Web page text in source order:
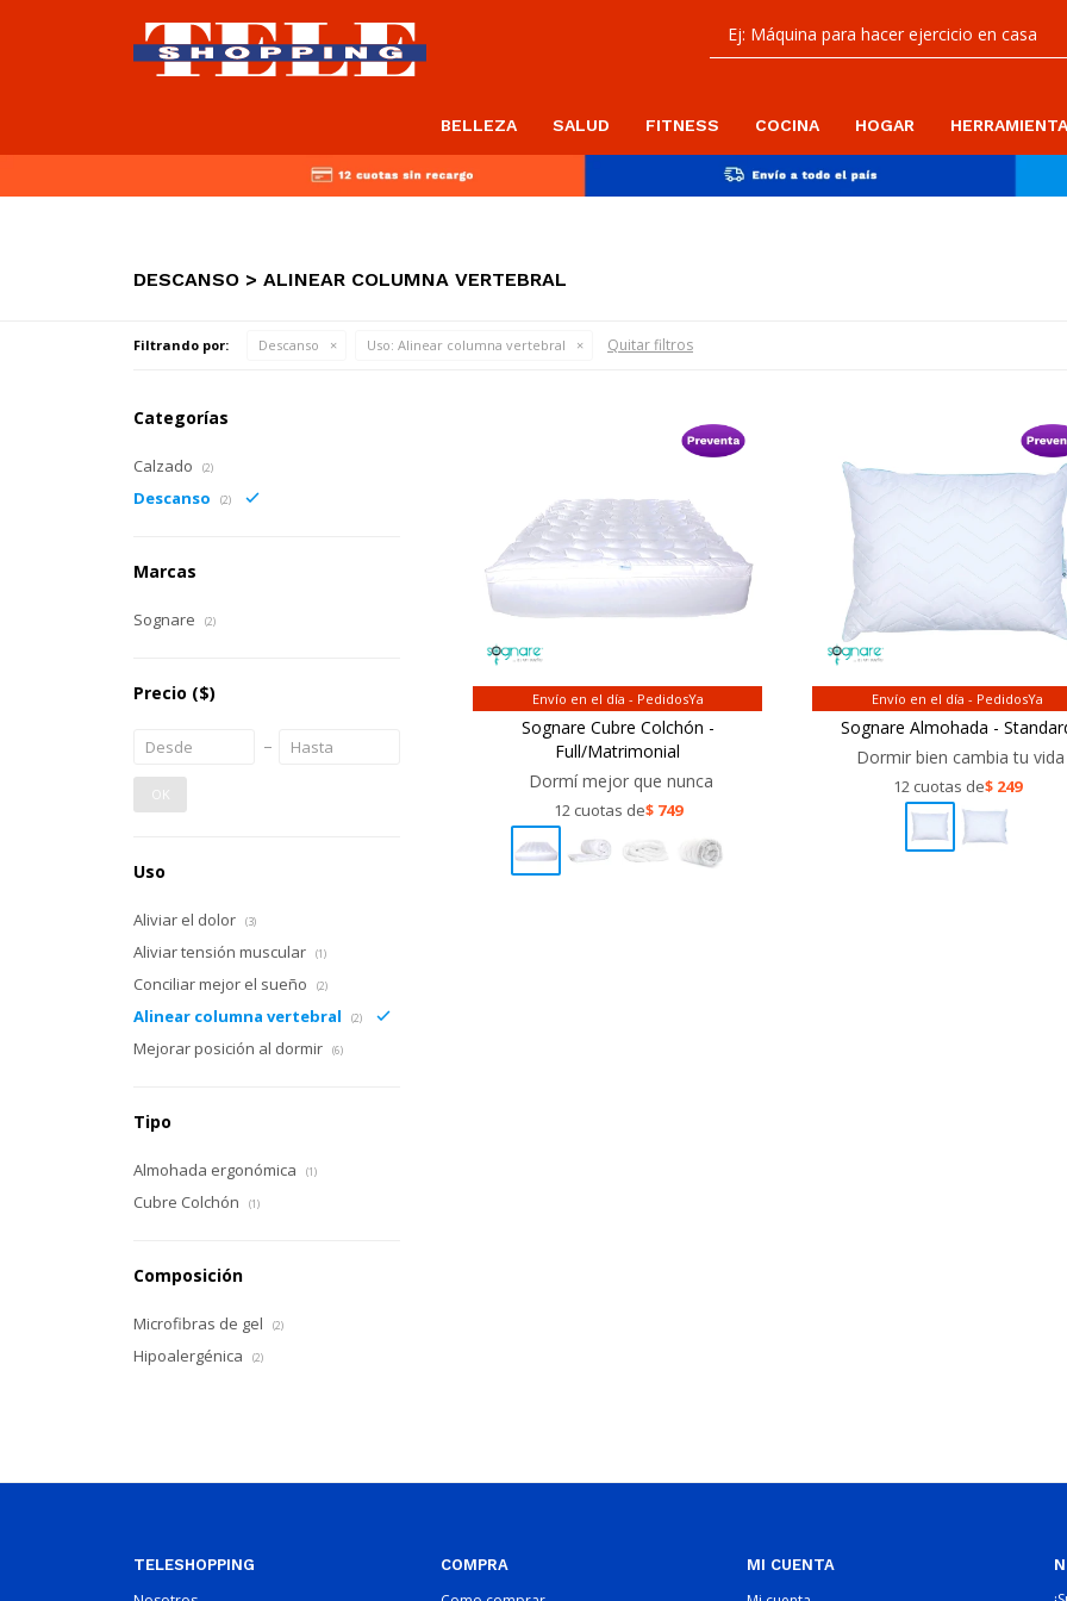
BELLEZA SALUD FITNESS COCINA HOGAR
DESCANSO > ALINEAR COLUMNA VERTEBRAL
Filtrando por: Descanso Uso: Alinear columna vertebral Quitar filtros
Envío en el día - PedidosYa
Sognare Cubre Colchón -
Full/Matrimonial
Dormí mejor que nunca
12 cuotas de$ 749
Envío en el día - PedidosYa
Sognare Almohada -
Dormir bien cambia tu vida
12 cuotas de$ 249
Categorías
Calzado (2)
Descanso (2)
Marcas
Sognare (2)
Precio ($)
OK
Uso
Aliviar el dolor (3)
Aliviar tensión muscular (1)
Conciliar mejor el sueño (2)
Alinear columna vertebral (2)
Mejorar posición al dormir (6)
Tipo
Almohada ergonómica (1)
Cubre Colchón (1)
Composición
Microfibras de gel (2)
Hipoalergénica (2)
TELESHOPPING COMPRA MI CUENTA